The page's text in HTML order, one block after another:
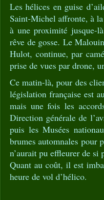
Les hélices en guise
Saint-Michel affronte, à
à une proximité jusque-
rêve de gosse. Le
Hulot, continue, par
prise de vues par drone,
Ce matin-là, pour des
législation française est
mais une fois les
Direction générale de
puis les Musées
brumes automnales pour
n’aurait pu effleurer de si
Quant au coût, il est
heure de vol d’hélico.